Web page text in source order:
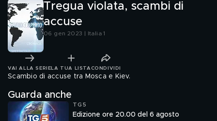
Tregua violata, scambi di
accuse
06 gen 2023 | Italia 1
VAI ALLA SERIE LA TUA LISTA CONDIVIDI
Scambio di accuse tra Mosca e Kiev.
Guarda anche
TG5
Edizione ore 20.00 del 6 agosto